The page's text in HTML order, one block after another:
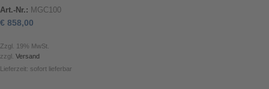
Art.-Nr.: MGC100
€ 858,00
Zzgl. 19% MwSt.
zzgl. Versand
Lieferzeit: sofort lieferbar